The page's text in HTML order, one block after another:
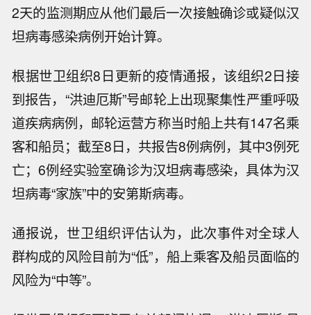
2天的监测期应从他们最后一次接触确诊或疑似汉
坦病毒感染病例开始计算。
根据世卫组织8日更新的疫情通报，该组织2日接
到报告，“洪迪厄斯”号邮轮上出现聚集性严重呼吸
道疾病病例，邮轮运营方称当时船上共有147名乘
客和船员；截至8日，共报告8例病例，其中3例死
亡；6例经实验室确诊为汉坦病毒感染，具体为汉
坦病毒“家族”中的安第斯病毒。
通报说，世卫组织评估认为，此次事件对全球人
群构成的风险目前为“低”，船上乘客及船员面临的
风险为“中等”。